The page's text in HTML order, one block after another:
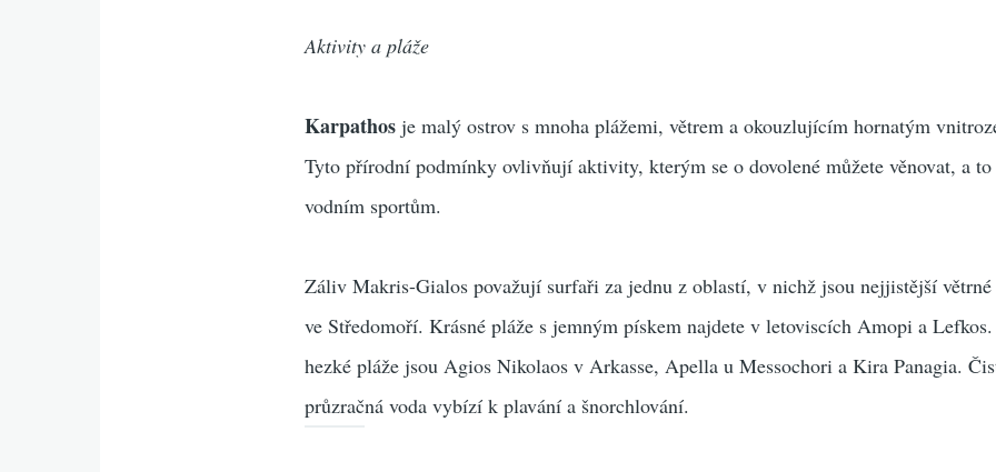
Aktivity a pláže
Karpathos je malý ostrov s mnoha plážemi, větrem a okouzlujícím hornatým
Tyto přírodní podmínky ovlivňují aktivity, kterým se o dovolené můžete věnovat, a
vodním sportům.
Záliv Makris-Gialos považují surfaři za jednu z oblastí, v nichž jsou nejjistější
ve Středomoří. Krásné pláže s jemným pískem najdete v letoviscích Amopi a
hezké pláže jsou Agios Nikolaos v Arkasse, Apella u Messochori a Kira Panagia.
průzračná voda vybízí k plavání a šnorchlování.